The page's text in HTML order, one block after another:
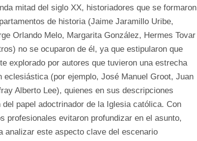
mitad del siglo XX, historiadores que se formaron
de historia (Jaime Jaramillo Uribe,
Orlando Melo, Margarita González, Hermes Tovar
no se ocuparon de él, ya que estipularon que
explorado por autores que tuvieron una estrecha
eclesiástica (por ejemplo, José Manuel Groot, Juan
Alberto Lee), quienes en sus descripciones
papel adoctrinador de la Iglesia católica. Con
profesionales evitaron profundizar en el asunto,
analizar este aspecto clave del escenario